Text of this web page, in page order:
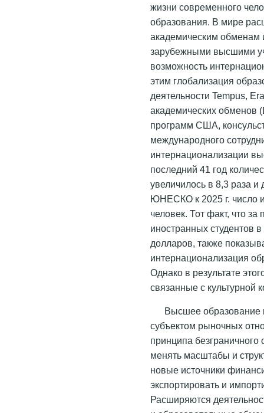
жизни современного
образования. В мире
академическим обменам
зарубежными высшими
возможность
этим глобализация
деятельности Tempus,
академических обменов
программ США,
международного
интернационализации
последний 41 год
увеличилось в 8,3 раза и
ЮНЕСКО к 2025 г. число
человек. Тот факт, что
иностранных студентов
долларов, также
интернационализация
Однако в результате
связанные с культурной
Высшее образование
субъектом рыночных
принципа безграничного
менять масштабы и
новые источники
экспортировать и
Расширяются